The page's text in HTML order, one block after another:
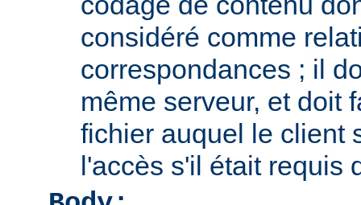
considéré comme
correspondances ; il
même serveur, et doit
fichier auquel le client
l'accès s'il était requis